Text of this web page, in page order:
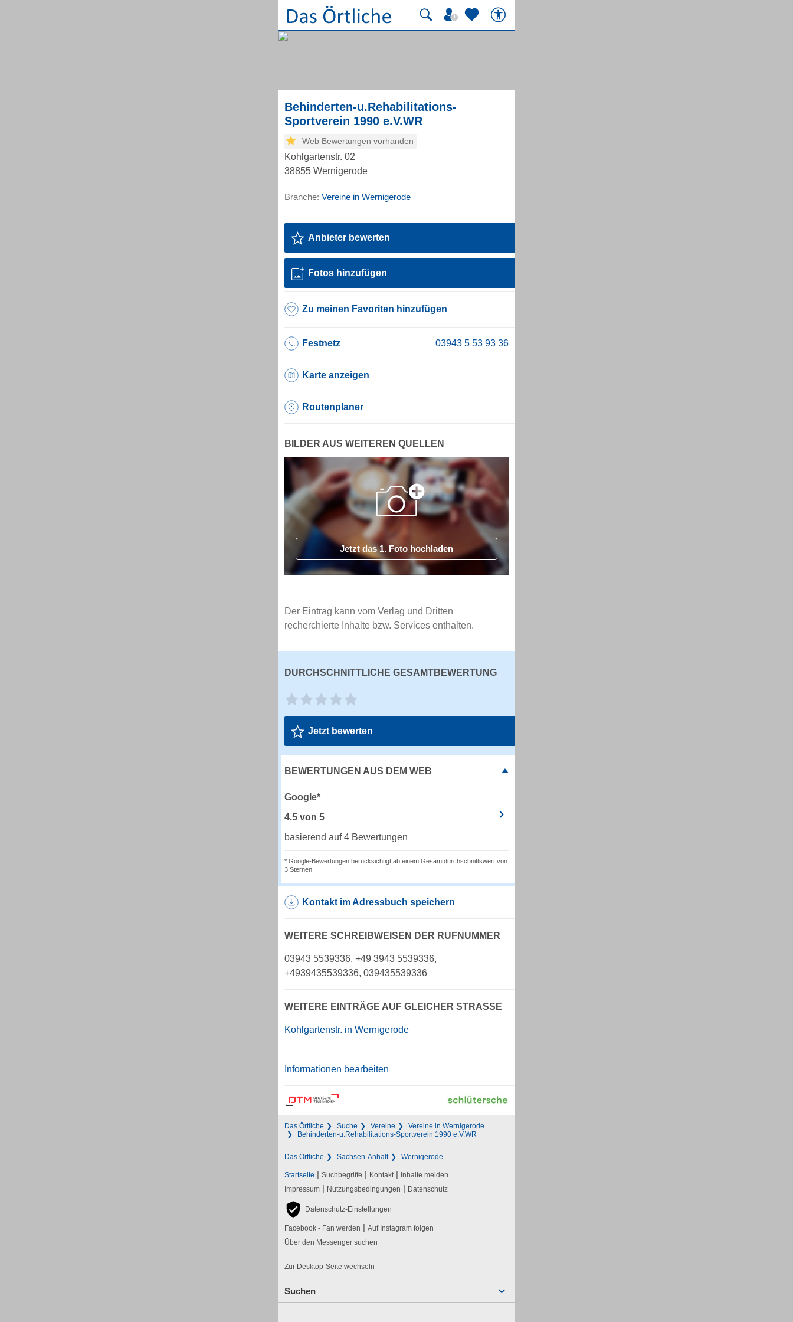
Behinderten-u.Rehabilitations-
Sportverein 1990 e.V.WR
Web Bewertungen vorhanden
Kohlgartenstr. 02
38855 Wernigerode
Branche: Vereine in Wernigerode
Anbieter bewerten
Fotos hinzufügen
Zu meinen Favoriten hinzufügen
Festnetz
Karte anzeigen
Routenplaner
BILDER AUS WEITEREN QUELLEN
Jetzt das 1. Foto hochladen
Der Eintrag kann vom Verlag und Dritten
recherchierte Inhalte bzw. Services enthalten.
DURCHSCHNITTLICHE GESAMTBEWERTUNG
Jetzt bewerten
BEWERTUNGEN AUS DEM WEB
Google*
4.5 von 5
basierend auf 4 Bewertungen
* Google-Bewertungen berücksichtigt ab einem Gesamtdurchschnittswert von
3 Sternen
Kontakt im Adressbuch speichern
WEITERE SCHREIBWEISEN DER RUFNUMMER
03943 5539336, +49 3943 5539336,
+4939435539336, 039435539336
WEITERE EINTRÄGE AUF GLEICHER STRASSE
Kohlgartenstr. in Wernigerode
Informationen bearbeiten
Das Örtliche Suche Vereine
Vereine in Wernigerode
Behinderten-u.Rehabilitations-Sportverein 1990 e.V.WR
Das Örtliche Sachsen-Anhalt Wernigerode
Startseite | Suchbegriffe | Kontakt | Inhalte melden
Impressum | Nutzungsbedingungen | Datenschutz
Datenschutz-Einstellungen
Facebook - Fan werden | Auf Instagram folgen
Über den Messenger suchen
Zur Desktop-Seite wechseln
Suchen